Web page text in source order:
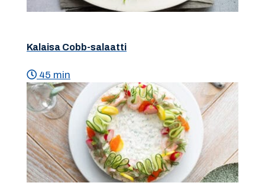
Kalaisa Cobb-salaatti
45 min